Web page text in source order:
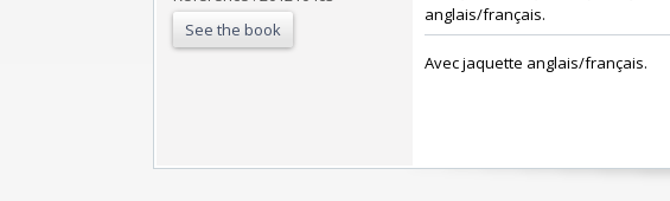
See the book
anglais/français.‎
‎Avec jaquette anglais/français.‎